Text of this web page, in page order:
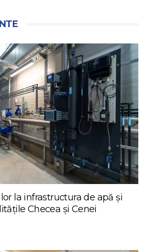
la infrastructura de apă și
Checea și Cenei